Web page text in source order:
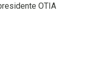
OTIA